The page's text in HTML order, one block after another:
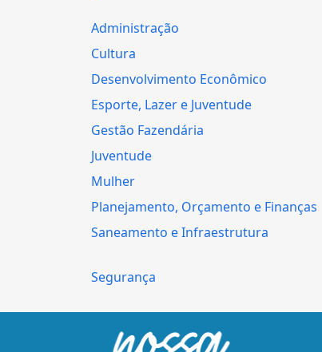
Administração
Cultura
Desenvolvimento Econômico
Esporte, Lazer e Juventude
Gestão Fazendária
Juventude
Mulher
Planejamento, Orçamento e Finanças
Saneamento e Infraestrutura
Segurança